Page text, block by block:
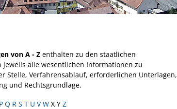
von A - Z enthalten zu den staatlichen
alle wesentlichen Informationen zu
Stelle, Verfahrensablauf, erforderlichen Unterlagen,
und Rechtsgrundlage.
P Q R S T U V W X Y Z